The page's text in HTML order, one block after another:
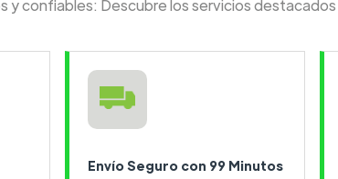
y confiables: Descubre los servicios
Envío Seguro con 99 Minutos